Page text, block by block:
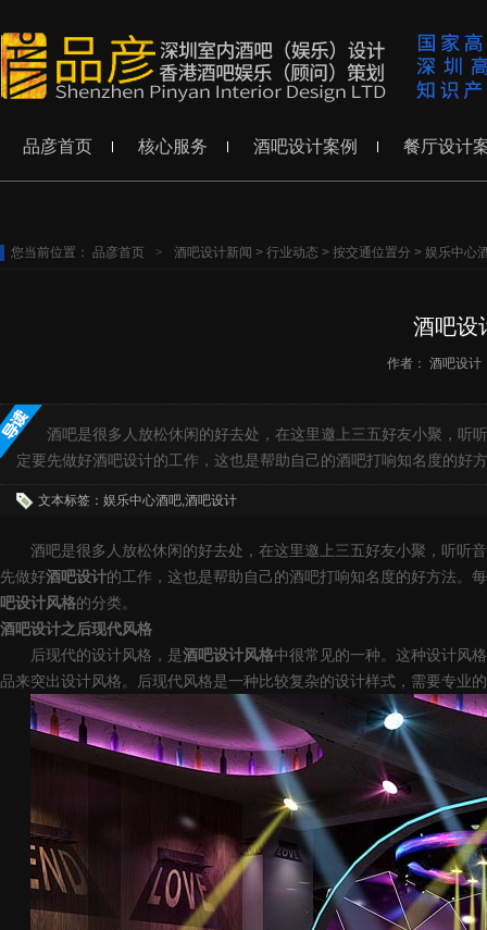
品彦首页 核心服务 酒吧设计案例 餐厅设计
您当前位置： 品彦首页 > 酒吧设计新闻 > 行业动态 > 按交通位置分 > 娱乐中心
酒吧设
作者： 酒吧设计
酒吧是很多人放松休闲的好去处，在这里邀上三五好友小聚，听
定要先做好酒吧设计的工作，这也是帮助自己的酒吧打响知名度的
文本标签：娱乐中心酒吧,酒吧设计
酒吧是很多人放松休闲的好去处，在这里邀上三五好友小聚，听听
先做好酒吧设计的工作，这也是帮助自己的酒吧打响知名度的好方法。
吧设计风格的分类。
酒吧设计之后现代风格
后现代的设计风格，是酒吧设计风格中很常见的一种。这种设计风
品来突出设计风格。后现代风格是一种比较复杂的设计样式，需要专业